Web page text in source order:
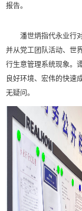
报告。
潘世炳指代永业行
并从党工团队活动、世
行生意管理系统现象。
良好环境、宏伟的快速
无疑问。